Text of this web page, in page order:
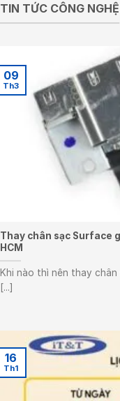
TIN TỨC CÔNG NGHỆ
Thay chân sạc Surface
HCM
Khi nào thì nên thay
[...]
09
Th3
16
Th1